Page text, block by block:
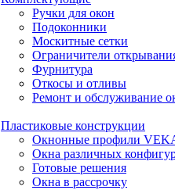
Ручки для окон
Подоконники
Москитные сетки
Ограничители
Фурнитура
Откосы и отливы
Ремонт и обслуживание
Пластиковые конструкции
Окнонные профили
Окна различных
Готовые решения
Окна в рассрочку